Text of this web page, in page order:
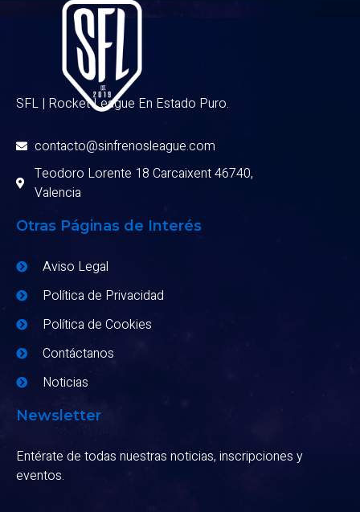
SFL | Rocket League En Estado Puro.
contacto@sinfrenosleague.com
Teodoro Lorente 18 Carcaixent 46740,
Valencia
Otras Páginas de Interés
Aviso Legal
Política de Privacidad
Política de Cookies
Contáctanos
Noticias
Newsletter
Entérate de todas nuestras noticias, inscripciones y
eventos.